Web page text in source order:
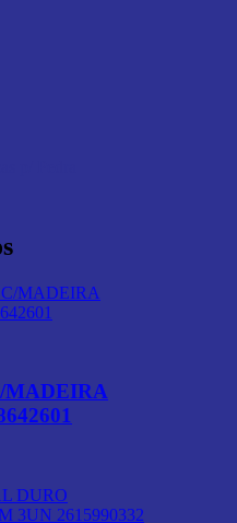
MADEIRA